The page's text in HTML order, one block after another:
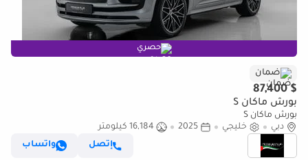
حصري
ضمان
$ 87,400
بورش ماكان S
بورش ماكان S
دبي
خليجي 2025
16,184 كيلومتر
إتصل
واتساب